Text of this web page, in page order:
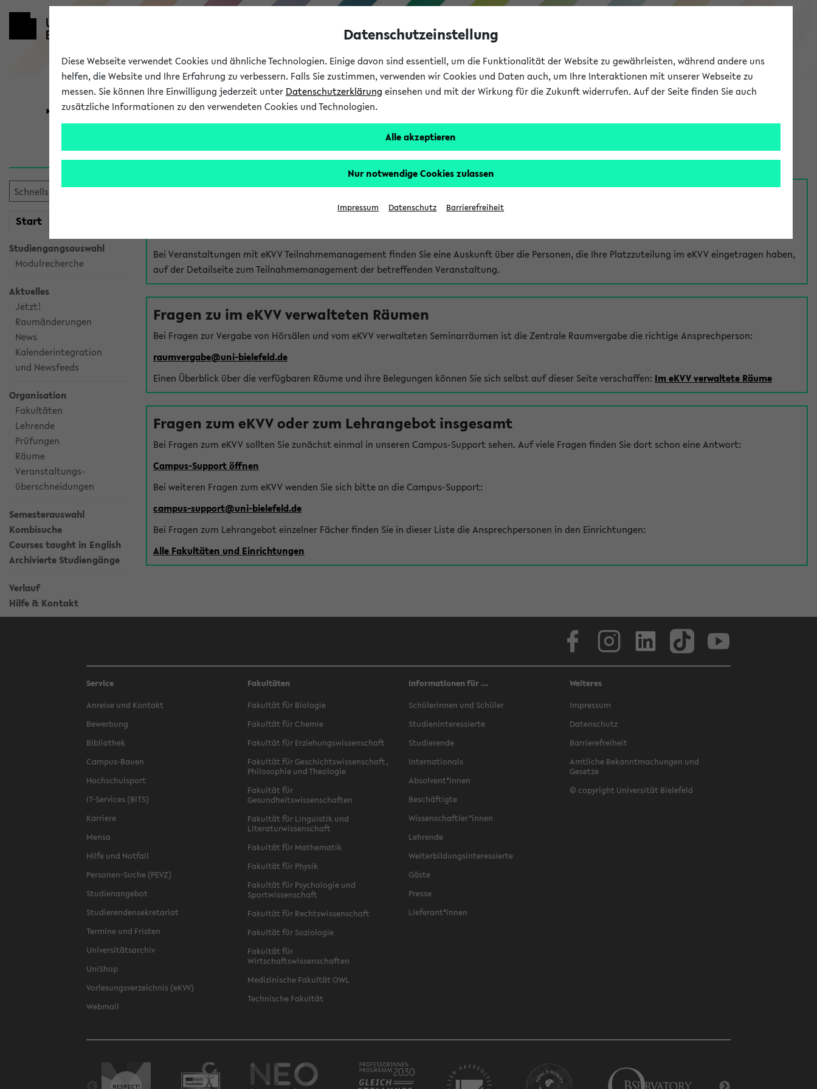
eKVV
Universität Forschung Studium
Start
Studiengangsauswahl
Modulrecherche
Aktuelles
Jetzt!
Raumänderungen
News
Kalenderintegration
und Newsfeeds
Organisation
Fakultäten
Lehrende
Prüfungen
Räume
Veranstaltungs-
überschneidungen
Semesterauswahl
Kombisuche
Courses taught in English
Archivierte Studiengänge
Verlauf
Hilfe & Kontakt
Hilfe & Kontakt
Bei Veranstaltungen mit eKVV Teilnahmemanagement finden Sie eine Auskunft über die Personen, die Ihre Platzzuteilung im eKVV eingetragen haben,
auf der Detailseite zum Teilnahmemanagement der betreffenden Veranstaltung.
Fragen zu im eKVV verwalteten Räumen
Bei Fragen zur Vergabe von Hörsälen und vom eKVV verwalteten Seminarräumen ist die Zentrale Raumvergabe die richtige Ansprechperson:
raumvergabe@uni-bielefeld.de
Einen Überblick über die verfügbaren Räume und ihre Belegungen können Sie sich selbst auf dieser Seite verschaffen: Im eKVV verwaltete Räume
Fragen zum eKVV oder zum Lehrangebot insgesamt
Bei Fragen zum eKVV sollten Sie zunächst einmal in unseren Campus-Support sehen. Auf viele Fragen finden Sie dort schon eine Antwort:
Campus-Support öffnen
Bei weiteren Fragen zum eKVV wenden Sie sich bitte an die Campus-Support:
campus-support@uni-bielefeld.de
Bei Fragen zum Lehrangebot einzelner Fächer finden Sie in dieser Liste die Ansprechpersonen in den Einrichtungen:
Alle Fakultäten und Einrichtungen
Service
Anreise und Kontakt
Bewerbung
Bibliothek
Campus-Bauen
Hochschulsport
IT-Services (BITS)
Karriere
Mensa
Hilfe und Notfall
Personen-Suche (PEVZ)
Studienangebot
Studierendensekretariat
Termine und Fristen
Universitätsarchiv
UniShop
Vorlesungsverzeichnis (eKVV)
Webmail
Fakultäten
Fakultät für Biologie
Fakultät für Chemie
Fakultät für Erziehungswissenschaft
Fakultät für Geschichtswissenschaft,
Philosophie und Theologie
Fakultät für
Gesundheitswissenschaften
Fakultät für Linguistik und
Literaturwissenschaft
Fakultät für Mathematik
Fakultät für Physik
Fakultät für Psychologie und
Sportwissenschaft
Fakultät für Rechtswissenschaft
Fakultät für Soziologie
Fakultät für
Wirtschaftswissenschaften
Medizinische Fakultät OWL
Technische Fakultät
Informationen für ...
Schülerinnen und Schüler
Studieninteressierte
Studierende
Internationals
Absolvent*innen
Beschäftigte
Wissenschaftler*innen
Lehrende
Weiterbildungsinteressierte
Gäste
Presse
Lieferant*innen
Weiteres
Impressum
Datenschutz
Barrierefreiheit
Amtliche Bekanntmachungen und
Gesetze
© copyright Universität Bielefeld
Datenschutzeinstellung
Diese Webseite verwendet Cookies und ähnliche Technologien. Einige davon sind essentiell, um die Funktionalität der Website zu gewährleisten, während andere uns
helfen, die Website und Ihre Erfahrung zu verbessern. Falls Sie zustimmen, verwenden wir Cookies und Daten auch, um Ihre Interaktionen mit unserer Webseite zu
messen. Sie können Ihre Einwilligung jederzeit unter Datenschutzerklärung einsehen und mit der Wirkung für die Zukunft widerrufen. Auf der Seite finden Sie auch
zusätzliche Informationen zu den verwendeten Cookies und Technologien.
Alle akzeptieren
Nur notwendige Cookies zulassen
Impressum Datenschutz Barrierefreiheit